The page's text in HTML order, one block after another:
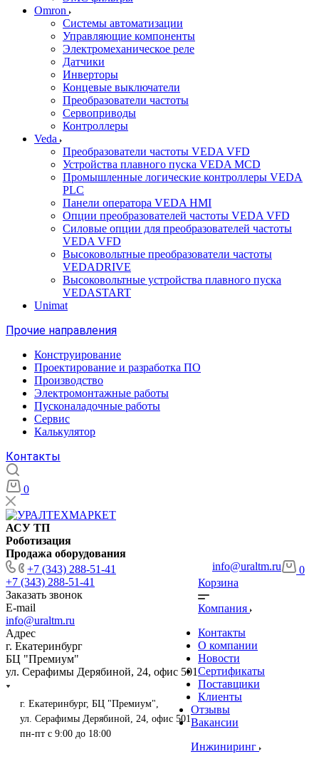
Omron
Системы автоматизации
Управляющие компоненты
Электромеханическое реле
Датчики
Инверторы
Концевые выключатели
Преобразователи частоты
Сервоприводы
Контроллеры
Veda
Преобразователи частоты VEDA VFD
Устройства плавного пуска VEDA MCD
Промышленные логические контроллеры VEDA
PLC
Панели оператора VEDA HMI
Опции преобразователей частоты VEDA VFD
Силовые опции для преобразователей частоты
VEDA VFD
Высоковольтные преобразователи частоты
VEDADRIVE
Высоковольтные устройства плавного пуска
VEDASTART
Unimat
Прочие направления
Конструирование
Проектирование и разработка ПО
Производство
Электромонтажные работы
Пусконаладочные работы
Сервис
Калькулятор
Контакты
0
АСУ ТП
Роботизация
Продажа оборудования
+7 (343) 288-51-41
+7 (343) 288-51-41
Заказать звонок
E-mail
info@uraltm.ru
Адрес
г. Екатеринбург
БЦ "Премиум"
ул. Серафимы Дерябиной, 24, офис 501
info@uraltm.ru
г. Екатеринбург, БЦ "Премиум",
ул. Серафимы Дерябиной, 24, офис 501
пн-пт с 9:00 до 18:00
0
Корзина
Компания
Контакты
О компании
Новости
Сертификаты
Поставщики
Клиенты
Отзывы
Вакансии
Инжиниринг